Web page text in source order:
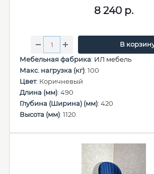
8 240 р.
В
Мебельная фабрика: ИЛ мебель
Макс. нагрузка (кг): 100
Цвет: Коричневый
Длина (мм): 490
Глубина (Ширина) (мм): 420
Высота (мм): 1120